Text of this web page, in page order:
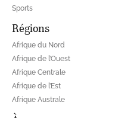
Sports
Régions
Afrique du Nord
Afrique de l’Ouest
Afrique Centrale
Afrique de l’Est
Afrique Australe